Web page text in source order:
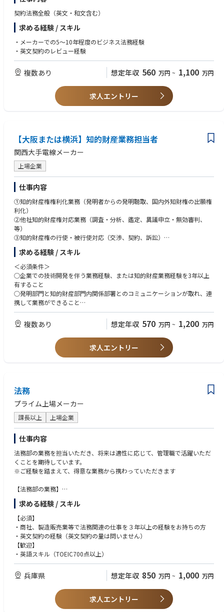
契約法務全般（英文・和文含む）
求める経験 / スキル
・メーカーでの5～10年程度のビジネス法務経験
・英文契約のレビュー経験
複数あり 想定年収 560 万円 ~ 1,100 万円
求人エントリー
【大阪または横浜】知的財産業務担当者
関西大手電線メーカー
上場企業
仕事内容
①知的財産権権利化業務（発明者からの発明聴取、国内外知財権の出願権
利化）
②他社知的財産権対応業務（調査・分析、鑑定、異議申立・無効審判、
等）
③知的財産権の行使・被行使対応（交渉、契約、訴訟）
④事業知的財産戦略の策定・実行（出願・権利化、競争、協業、M&A、教
育、他）
求める経験 / スキル
＜必須条件＞
○企業での技術開発を伴う業務経験、または知的財産業務経験を3年以上
有すること
○発明部門と知的財産部門内関係部署とのコミュニケーションが取れ、連
携して業務ができること
○TOEIC 650点以上または同等の英語力を有すること
＜歓迎条件＞
○企業の知的財産部門または特許・法律事務所での外国権利化業務等の
実務経験（外国代理人との直接対応等）
○材料分野、電子/光デバイス分野の技術専門性
複数あり 想定年収 570 万円 ~ 1,200 万円
求人エントリー
法務
プライム上場メーカー
課長以上 上場企業
仕事内容
法務部の業務を担当いただき、将来は適性に応じて、管理職で活躍いただ
くことを期待しています。
※ご経験を踏まえて、得意な業務から携わっていただきます
【法務部の業務】
１）契約書検討・起案等契約法務に関する業務
２）各種プロジェクトにおける法務面での支援業務
３）事業・取引に対する法的諸問題の調査・検討等に関する業務
４）債権の保全、回収に関する業務
５）訴訟、クレーム等法的紛争解決に関する業務
６）法務相談、研修、法的事務手続き等全社的リーガルリスク管理・支援
に関する業務
業務
８）顧問弁護士等、弁護士起用・管理に関する業務
討・体制構築に関する業務
求める経験 / スキル
【必須】
・商社、製造販売業等で法務関連の仕事を３年以上の経験をお持ちの方
・英文契約の経験（英文契約の量は問いません）
【歓迎】
・英語スキル（TOEIC700点以上）
兵庫県 想定年収 850 万円 ~ 1,000 万円
求人エントリー